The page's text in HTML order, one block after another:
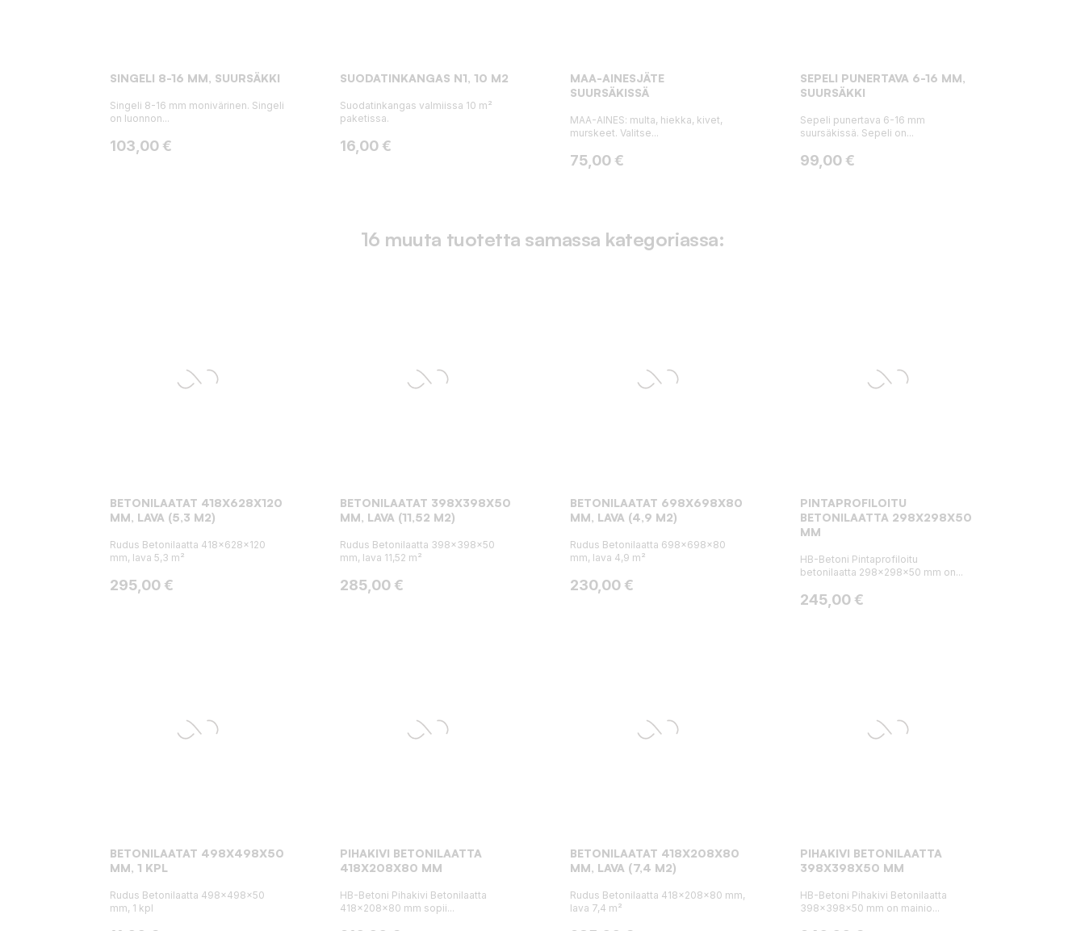
SINGELI 8-16 MM, SUURSÄKKI
Singeli 8-16 mm monivärinen. Singeli
on luonnon...
Hinta
103,00 €
SUODATINKANGAS N1, 10 M2
Suodatinkangas valmiissa 10 m²
paketissa.
Hinta
16,00 €
MAA-AINESJÄTE
SUURSÄKISSÄ
MAA-AINES: multa, hiekka, kivet,
murskeet. Valitse...
Hinta
75,00 €
SEPELI PUNERTAVA 6-16 MM,
SUURSÄKKI
Sepeli punertava 6-16 mm
suursäkissä. Sepeli on...
Hinta
99,00 €
16 muuta tuotetta samassa kategoriassa:
BETONILAATAT 418X628X120
MM, LAVA (5,3 M2)
Rudus Betonilaatta 418x628x120
mm, lava 5,3 m²
Hinta
295,00 €
BETONILAATAT 398X398X50
MM, LAVA (11,52 M2)
Rudus Betonilaatta 398x398x50
mm, lava 11,52 m²
Hinta
285,00 €
BETONILAATAT 698X698X80
MM, LAVA (4,9 M2)
Rudus Betonilaatta 698x698x80
mm, lava 4,9 m²
Hinta
230,00 €
PINTAPROFILOITU
BETONILAATTA 298X298X50
MM
HB-Betoni Pintaprofiloitu
betonilaatta 298x298x50 mm on...
Hinta
245,00 €
BETONILAATAT 498X498X50
MM, 1 KPL
Rudus Betonilaatta 498x498x50
mm, 1 kpl
PIHAKIVI BETONILAATTA
418X208X80 MM
HB-Betoni Pihakivi Betonilaatta
418x208x80 mm sopii...
BETONILAATAT 418X208X80
MM, LAVA (7,4 M2)
Rudus Betonilaatta 418x208x80 mm,
lava 7,4 m²
PIHAKIVI BETONILAATTA
398X398X50 MM
HB-Betoni Pihakivi Betonilaatta
398x398x50 mm on mainio...